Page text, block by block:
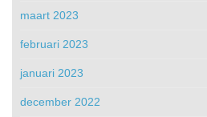
maart 2023
februari 2023
januari 2023
december 2022